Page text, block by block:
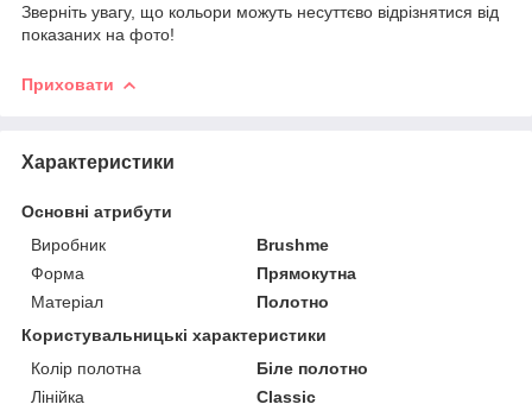
Зверніть увагу, що кольори можуть несуттєво відрізнятися від
показаних на фото!
Приховати
Характеристики
Основні атрибути
Виробник
Brushme
Форма
Прямокутна
Матеріал
Полотно
Користувальницькі характеристики
Колір полотна
Біле полотно
Лінійка
Classic